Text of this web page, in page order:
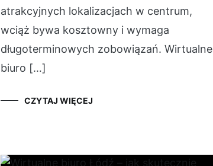
atrakcyjnych lokalizacjach w centrum,
wciąż bywa kosztowny i wymaga
długoterminowych zobowiązań. Wirtualne
biuro […]
CZYTAJ WIĘCEJ